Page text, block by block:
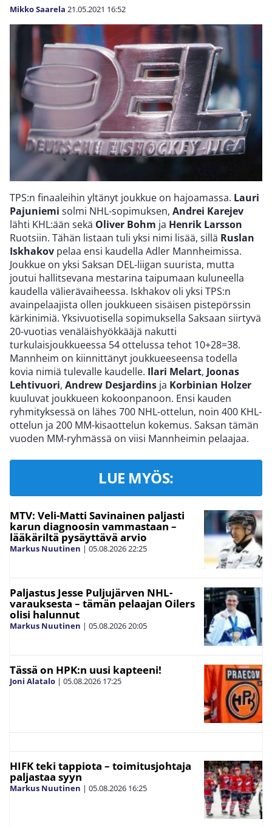
Mikko Saarela 21.05.2021 16:52
TPS:n finaaleihin yltänyt joukkue on hajoamassa. Lauri
Pajuniemi solmi NHL-sopimuksen, Andrei Karejev
lähti KHL:ään sekä Oliver Bohm ja Henrik Larsson
Ruotsiin. Tähän listaan tuli yksi nimi lisää, sillä Ruslan
Iskhakov pelaa ensi kaudella Adler Mannheimissa.
Joukkue on yksi Saksan DEL-liigan suurista, mutta
joutui hallitsevana mestarina taipumaan kuluneella
kaudella välierävaiheessa. Iskhakov oli yksi TPS:n
avainpelaajista ollen joukkueen sisäisen pistepörssin
kärkinimiä. Yksivuotisella sopimuksella Saksaan siirtyvä
20-vuotias venäläishyökkääjä nakutti
turkulaisjoukkueessa 54 ottelussa tehot 10+28=38.
Mannheim on kiinnittänyt joukkueeseensa todella
kovia nimiä tulevalle kaudelle. Ilari Melart, Joonas
Lehtivuori, Andrew Desjardins ja Korbinian Holzer
kuuluvat joukkueen kokoonpanoon. Ensi kauden
ryhmityksessä on lähes 700 NHL-ottelun, noin 400 KHL-
ottelun ja 200 MM-kisaottelun kokemus. Saksan tämän
vuoden MM-ryhmässä on viisi Mannheimin pelaajaa.
LUE MYÖS:
MTV: Veli-Matti Savinainen paljasti
karun diagnoosin vammastaan –
lääkäriltä pysäyttävä arvio
Markus Nuutinen | 05.08.202622:25
Paljastus Jesse Puljujärven NHL-
varauksesta – tämän pelaajan Oilers
olisi halunnut
Markus Nuutinen | 05.08.202620:05
Tässä on HPK:n uusi kapteeni!
Joni Alatalo | 05.08.2026 17:25
HIFK teki tappiota – toimitusjohtaja
paljastaa syyn
Markus Nuutinen | 05.08.2026 16:25